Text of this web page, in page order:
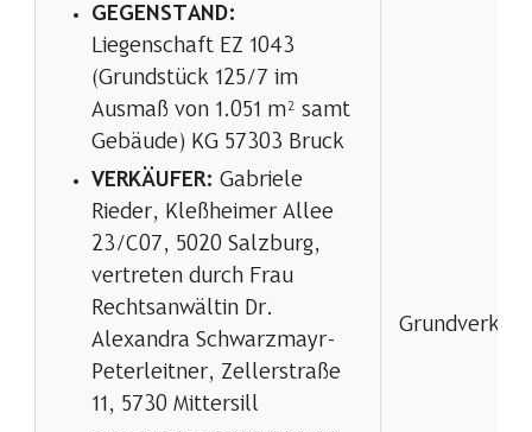
GEGENSTAND:
Liegenschaft EZ 1043
(Grundstück 125/7 im
Ausmaß von 1.051 m² samt
Gebäude) KG 57303 Bruck
VERKÄUFER: Gabriele
Rieder, Kleßheimer Allee
23/C07, 5020 Salzburg,
vertreten durch Frau
Rechtsanwältin Dr.
Alexandra Schwarzmayr-
Peterleitner, Zellerstraße
11, 5730 Mittersill